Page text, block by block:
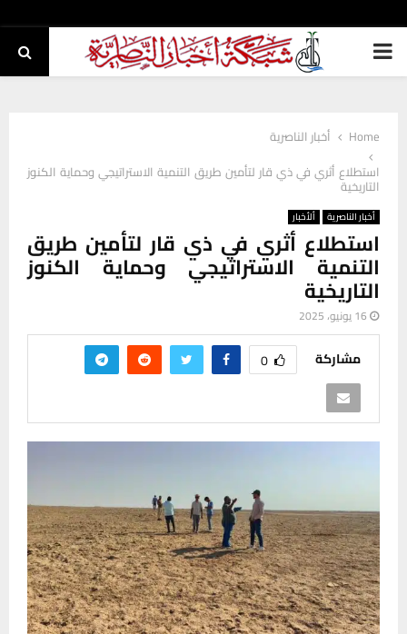
PRIMARY
Home
أخبار الناصرية
استطلاع أثري في ذي قار لتأمين طريق التنمية الاستراتيجي وحماية الكنوز
التاريخية
أخبار الناصرية ألأخبار
استطلاع أثري في ذي قار لتأمين طريق
التنمية الاستراتيجي وحماية الكنوز
التاريخية
16 يونيو، 2025
مشاركة 0